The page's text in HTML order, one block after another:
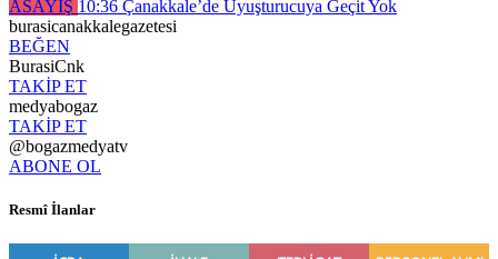
ASAYİŞ 10:36 Çanakkale’de Uyuşturucuya Geçit Yok
burasicanakkalegazetesi
BEĞEN
BurasiCnk
TAKİP ET
medyabogaz
TAKİP ET
@bogazmedyatv
ABONE OL
Resmî İlanlar